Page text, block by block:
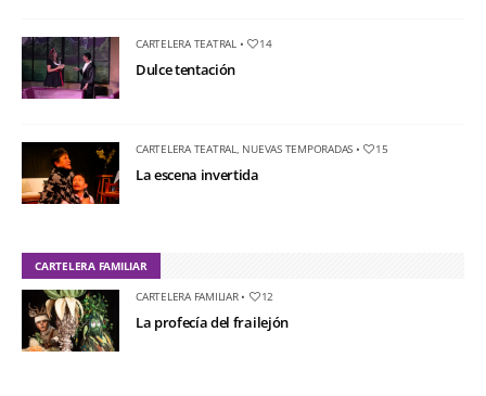
CARTELERA TEATRAL• 14
Dulce tentación
CARTELERA TEATRAL, NUEVAS TEMPORADAS • 15
La escena invertida
CARTELERA FAMILIAR
CARTELERA FAMILIAR• 12
La profecía del frailejón